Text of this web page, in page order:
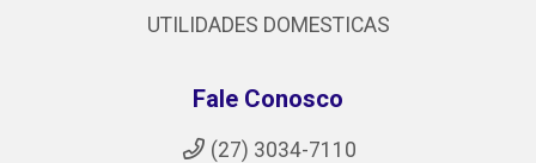
UTILIDADES DOMESTICAS
Fale Conosco
(27) 3034-7110